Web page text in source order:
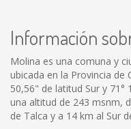
Información
Molina es una comuna y
ubicada en la Provincia de
50,56" de latitud Sur y
una altitud de 243 msnm,
de Talca y a 14 km al Sur